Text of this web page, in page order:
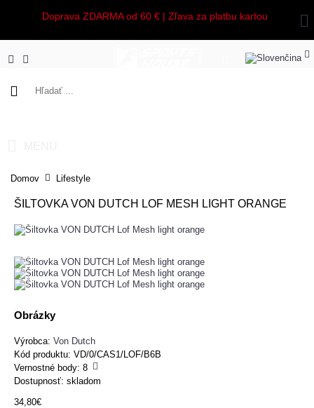
Doprava ZDARMA od 60 € | Zľava za platbu kartou
Domov Lifestyle
ŠILTOVKA VON DUTCH LOF MESH LIGHT ORANGE
Obrázky
Výrobca: Von Dutch
Kód produktu: VD/0/CAS1/LOF/B6B
Vernostné body: 8
Dostupnosť: skladom
34,80€